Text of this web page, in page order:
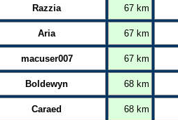
Razzia 67 km
Aria 67 km
macuser007 67 km
Boldewyn 68 km
Caraed 68 km